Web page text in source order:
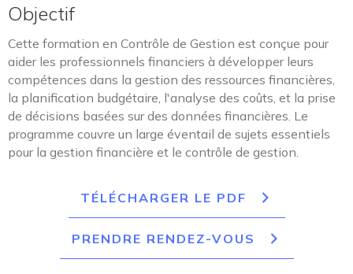
Objectif
Cette formation en Contrôle de Gestion est conçue pour
aider les professionnels financiers à développer leurs
compétences dans la gestion des ressources financières,
la planification budgétaire, l'analyse des coûts, et la prise
de décisions basées sur des données financières. Le
programme couvre un large éventail de sujets essentiels
pour la gestion financière et le contrôle de gestion.
TÉLÉCHARGER LE PDF
PRENDRE RENDEZ-VOUS